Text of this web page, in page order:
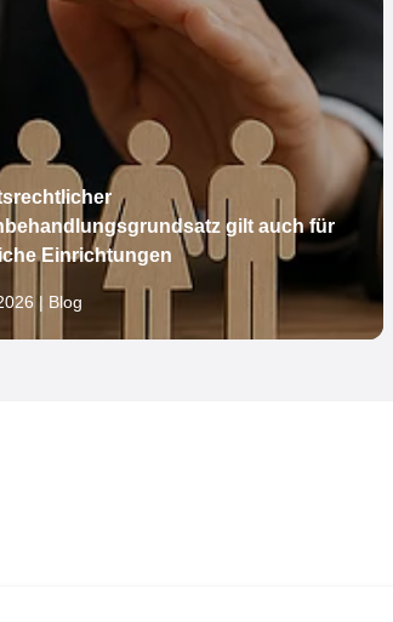
gilt auch für
Einrichtungen
| Blog